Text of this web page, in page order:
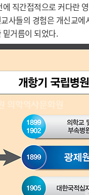
직간접적으로 커다란
사들의 경험은 개신교
거름이 되었다.